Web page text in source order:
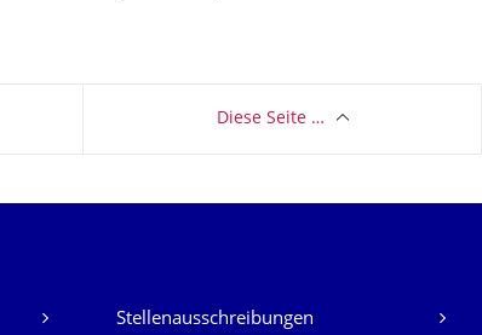
Diese Seite …
Stellenausschreibungen